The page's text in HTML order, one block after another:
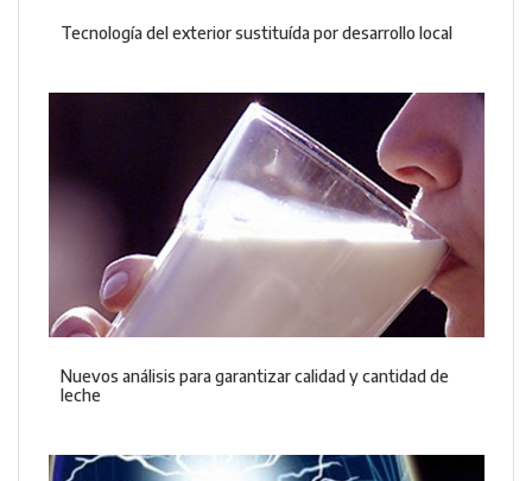
Tecnología del exterior sustituída por desarrollo local
Nuevos análisis para garantizar calidad y cantidad de
leche